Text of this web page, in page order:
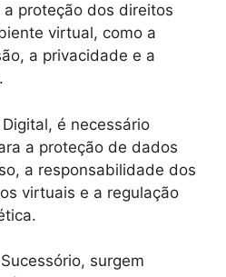
proteção dos direitos
virtual, como a
a privacidade e a
é necessário
a proteção de dados
a responsabilidade dos
virtuais e a regulação
surgem